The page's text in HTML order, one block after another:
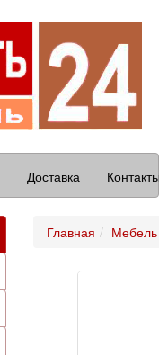
Доставка
Главная